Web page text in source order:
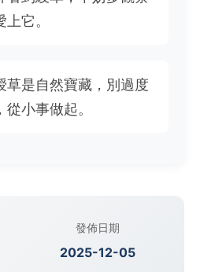
它。
草是自然寶藏，別過度
小事做起。
發佈日期
2025-12-05